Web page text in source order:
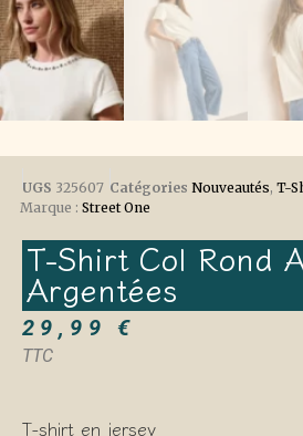
UGS 325607 Catégories Nouveautés, T-
Marque : Street One
T-Shirt Col Rond
Argentées
29,99€
TTC
T-shirt en jersey